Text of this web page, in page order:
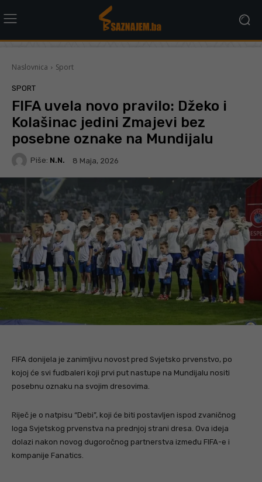
Naslovnica Sport
SPORT
FIFA uvela novo pravilo: Džeko i
Kolašinac jedini Zmajevi bez
posebne oznake na Mundijalu
Piše: N.N. 8 Maja, 2026
FIFA donijela je zanimljivu novost pred Svjetsko prvenstvo, po
kojoj će svi fudbaleri koji prvi put nastupe na Mundijalu nositi
posebnu oznaku na svojim dresovima.
Riječ je o natpisu “Debi”, koji će biti postavljen ispod zvaničnog
loga Svjetskog prvenstva na prednjoj strani dresa. Ova ideja
dolazi nakon novog dugoročnog partnerstva između FIFA-e i
kompanije Fanatics.